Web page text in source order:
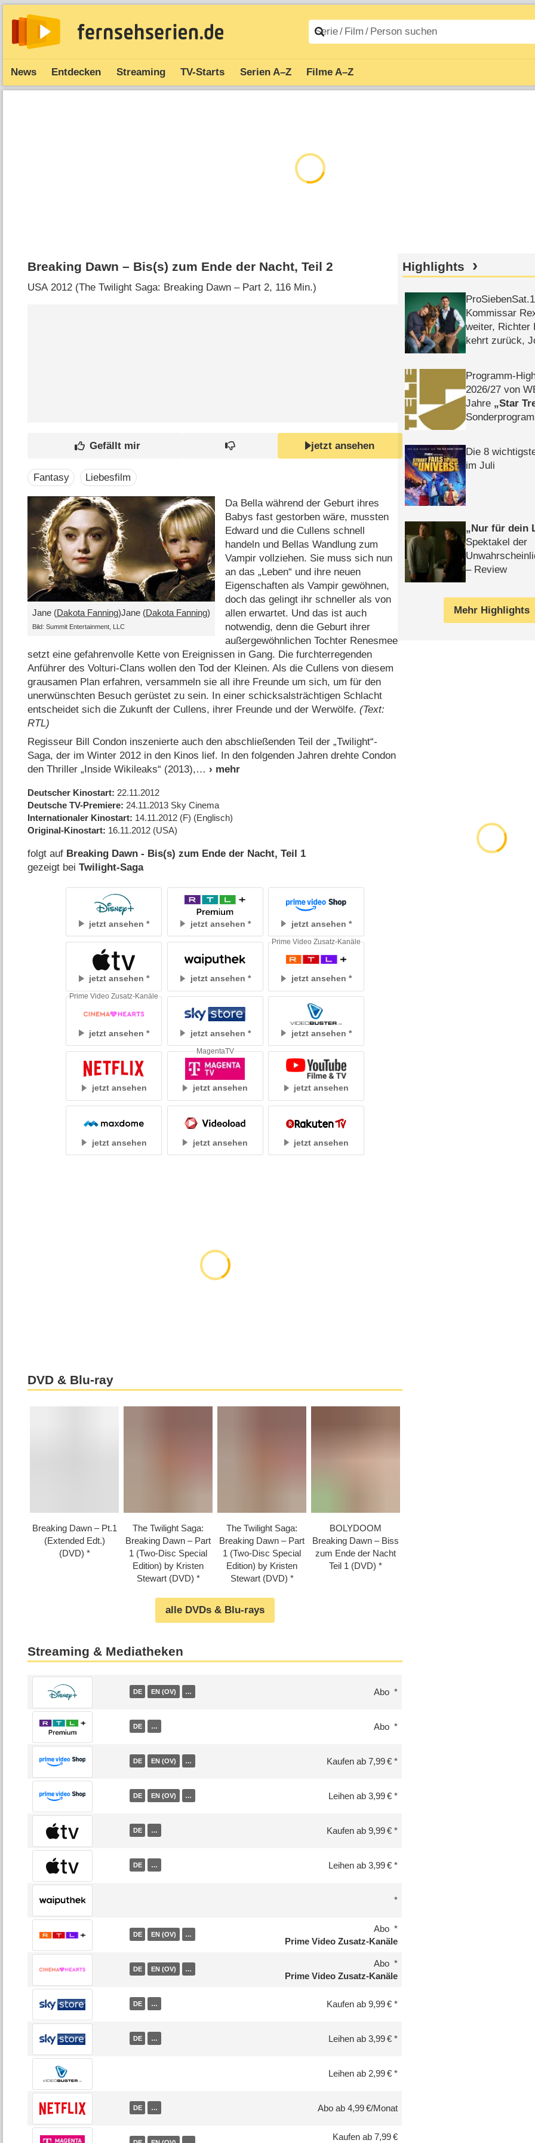
News Entdecken Streaming TV-Starts Serien A–Z Filme A–Z
Breaking Dawn – Bis(s) zum Ende der Nacht, Teil 2
USA2012 (The Twilight Saga: Breaking Dawn – Part 2‎, 116 Min.)
jetzt ansehen
Fantasy Liebesfilm
Jane (Dakota Fanning)Jane (Dakota Fanning)
Bild: Summit Entertainment, LLC
Da Bella während der Geburt ihres
Babys fast gestorben wäre, mussten
Edward und die Cullens schnell
handeln und Bellas Wandlung zum
Vampir vollziehen. Sie muss sich nun
an das „Leben“ und ihre neuen
Eigenschaften als Vampir gewöhnen,
doch das gelingt ihr schneller als von
allen erwartet. Und das ist auch
notwendig, denn die Geburt ihrer
außergewöhnlichen Tochter Renesmee
setzt eine gefahrenvolle Kette von Ereignissen in Gang. Die furchterregenden
Anführer des Volturi-Clans wollen den Tod der Kleinen. Als die Cullens von diesem
grausamen Plan erfahren, versammeln sie all ihre Freunde um sich, um für den
unerwünschten Besuch gerüstet zu sein. In einer schicksalsträchtigen Schlacht
entscheidet sich die Zukunft der Cullens, ihrer Freunde und der Werwölfe.(Text:
RTL)
Regisseur Bill Condon inszenierte auch den abschließenden Teil der „Twilight“-
Saga, der im Winter 2012 in den Kinos lief. In den folgenden Jahren drehte Condon
den Thriller „Inside Wikileaks“ (2013),
Deutscher Kinostart 22.11.2012
Deutsche TV-Premiere 24.11.2013 Sky Cinema
Internationaler Kinostart 14.11.2012 (F) (Englisch)
Original-Kinostart 16.11.2012 (USA)
folgt auf Breaking Dawn - Bis(s) zum Ende der Nacht, Teil 1
gezeigt beiTwilight-Saga
jetzt ansehen jetzt ansehen jetzt ansehen
jetzt ansehen jetzt ansehen jetzt ansehen
Prime Video Zusatz-Kanäle
jetzt ansehen
Prime Video Zusatz-Kanäle
jetzt ansehen jetzt ansehen
jetzt ansehen jetzt ansehen
MagentaTV
jetzt ansehen
jetzt ansehen jetzt ansehen jetzt ansehen
DVD & Blu-ray
Breaking Dawn – Pt.1
(Extended Edt.)
(DVD)
The Twilight Saga:
Breaking Dawn – Part
1 (Two-Disc Special
Edition) by Kristen
Stewart (DVD)
The Twilight Saga:
Breaking Dawn – Part
1 (Two-Disc Special
Edition) by Kristen
Stewart (DVD)
BOLYDOOM
Breaking Dawn – Biss
zum Ende der Nacht
Teil 1 (DVD)
alle DVDs & Blu-rays
Streaming & Mediatheken
DE EN (OV) … Abo
DE … Abo
DE EN (OV) … Kaufen ab 7,99 €
DE EN (OV) … Leihen ab 3,99 €
DE … Kaufen ab 9,99 €
DE … Leihen ab 3,99 €
DE EN (OV) …
Abo
Prime Video Zusatz-Kanäle
DE EN (OV) …
Abo
Prime Video Zusatz-Kanäle
DE … Kaufen ab 9,99 €
DE … Leihen ab 3,99 €
Leihen ab 2,99 €
DE … Abo ab 4,99 €/Monat
Kaufen ab 7,99 €
Highlights
Kommissar
weiter, Richter
kehrt zurück,
Programm-
2026/​27 von
Jahre
Star
Die 8
im Juli
Nur für dein
Spektakel der
– Review
Mehr Highlights